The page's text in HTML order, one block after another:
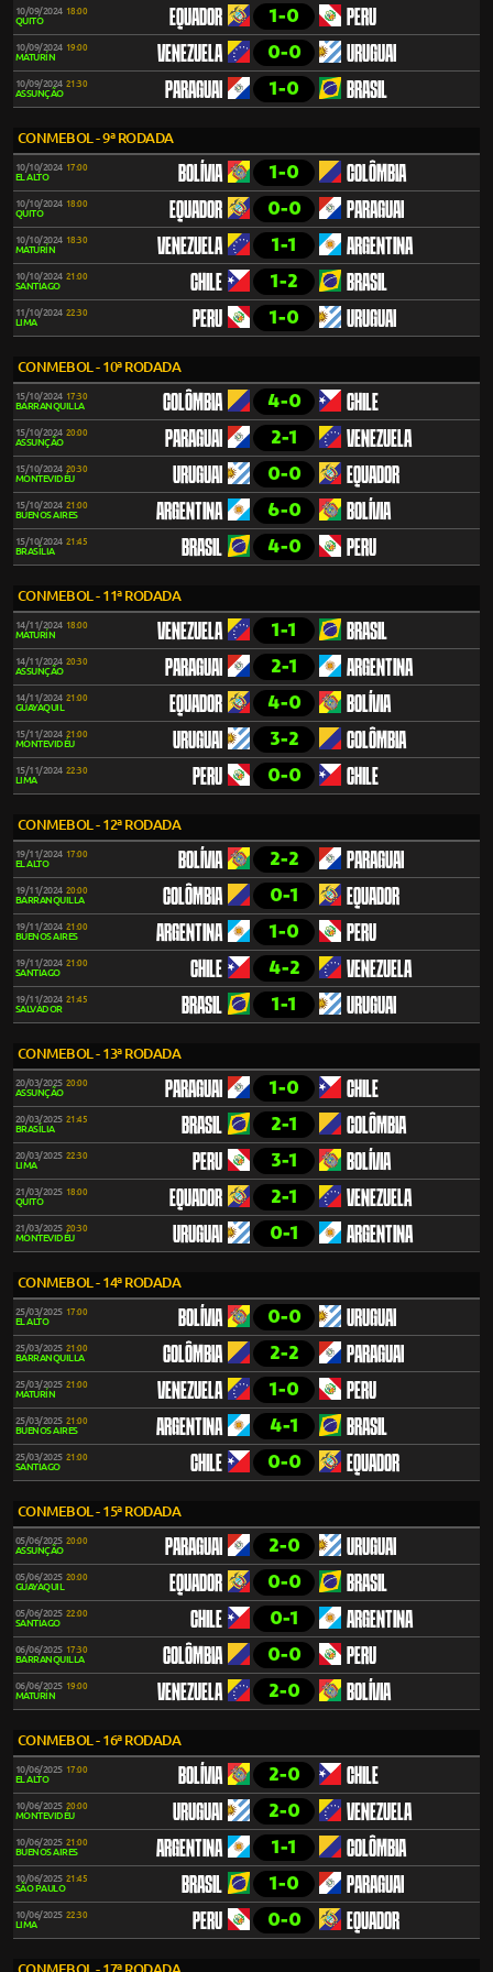
10/09/2024 18:00
QUITO EQUADOR 1-0 PERU
10/09/2024 19:00
MATURÍN VENEZUELA 0-0 URUGUAI
10/09/2024 21:30
ASSUNÇÃO PARAGUAI 1-0 BRASIL
CONMEBOL - 9ª RODADA
10/10/2024 17:00
EL ALTO BOLÍVIA 1-0 COLÔMBIA
10/10/2024 18:00
QUITO EQUADOR 0-0 PARAGUAI
10/10/2024 18:30
MATURÍN VENEZUELA 1-1 ARGENTINA
10/10/2024 21:00
SANTIAGO CHILE 1-2 BRASIL
11/10/2024 22:30
LIMA PERU 1-0 URUGUAI
CONMEBOL - 10ª RODADA
15/10/2024 17:30
BARRANQUILLA COLÔMBIA 4-0 CHILE
15/10/2024 20:00
ASSUNÇÃO PARAGUAI 2-1 VENEZUELA
15/10/2024 20:30
MONTEVIDÉU URUGUAI 0-0 EQUADOR
15/10/2024 21:00
BUENOS AIRES ARGENTINA 6-0 BOLÍVIA
15/10/2024 21:45
BRASÍLIA BRASIL 4-0 PERU
CONMEBOL - 11ª RODADA
14/11/2024 18:00
MATURÍN VENEZUELA 1-1 BRASIL
14/11/2024 20:30
ASSUNÇÃO PARAGUAI 2-1 ARGENTINA
14/11/2024 21:00
GUAYAQUIL EQUADOR 4-0 BOLÍVIA
15/11/2024 21:00
MONTEVIDÉU URUGUAI 3-2 COLÔMBIA
15/11/2024 22:30
LIMA PERU 0-0 CHILE
CONMEBOL - 12ª RODADA
19/11/2024 17:00
EL ALTO BOLÍVIA 2-2 PARAGUAI
19/11/2024 20:00
BARRANQUILLA COLÔMBIA 0-1 EQUADOR
19/11/2024 21:00
BUENOS AIRES ARGENTINA 1-0 PERU
19/11/2024 21:00
SANTIAGO CHILE 4-2 VENEZUELA
19/11/2024 21:45
SALVADOR BRASIL 1-1 URUGUAI
CONMEBOL - 13ª RODADA
20/03/2025 20:00
ASSUNÇÃO PARAGUAI 1-0 CHILE
20/03/2025 21:45
BRASÍLIA BRASIL 2-1 COLÔMBIA
20/03/2025 22:30
LIMA PERU 3-1 BOLÍVIA
21/03/2025 18:00
QUITO EQUADOR 2-1 VENEZUELA
21/03/2025 20:30
MONTEVIDÉU URUGUAI 0-1 ARGENTINA
CONMEBOL - 14ª RODADA
25/03/2025 17:00
EL ALTO BOLÍVIA 0-0 URUGUAI
25/03/2025 21:00
BARRANQUILLA COLÔMBIA 2-2 PARAGUAI
25/03/2025 21:00
MATURÍN VENEZUELA 1-0 PERU
25/03/2025 21:00
BUENOS AIRES ARGENTINA 4-1 BRASIL
25/03/2025 21:00
SANTIAGO CHILE 0-0 EQUADOR
CONMEBOL - 15ª RODADA
05/06/2025 20:00
ASSUNÇÃO PARAGUAI 2-0 URUGUAI
05/06/2025 20:00
GUAYAQUIL EQUADOR 0-0 BRASIL
05/06/2025 22:00
SANTIAGO CHILE 0-1 ARGENTINA
06/06/2025 17:30
BARRANQUILLA COLÔMBIA 0-0 PERU
06/06/2025 19:00
MATURÍN VENEZUELA 2-0 BOLÍVIA
CONMEBOL - 16ª RODADA
10/06/2025 17:00
EL ALTO BOLÍVIA 2-0 CHILE
10/06/2025 20:00
MONTEVIDÉU URUGUAI 2-0 VENEZUELA
10/06/2025 21:00
BUENOS AIRES ARGENTINA 1-1 COLÔMBIA
10/06/2025 21:45
SÃO PAULO BRASIL 1-0 PARAGUAI
10/06/2025 22:30
LIMA PERU 0-0 EQUADOR
CONMEBOL - 17ª RODADA